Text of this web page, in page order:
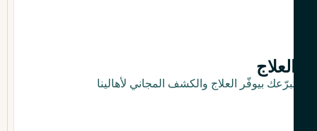
بيوفّر العلاج والكشف المجاني لأهالينا